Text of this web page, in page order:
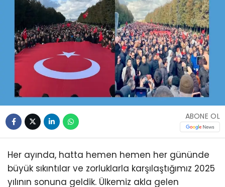
ABONE OL
Her ayında, hatta hemen hemen her gününde
büyük sıkıntılar ve zorluklarla karşılaştığımız 2025
yılının sonuna geldik. Ülkemiz akla gelen